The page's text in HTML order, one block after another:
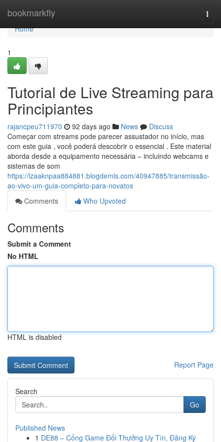
bookmarkfly
Home
Home
1
Tutorial de Live Streaming para
Principiantes
rajancpeu711970 92 days ago News
Discuss
Começar com streams pode parecer assustador no início, mas
com este guia , você poderá descobrir o essencial . Este material
aborda desde a equipamento necessária – incluindo webcams e
sistemas de som
https://izaaknpaa884881.blogdemls.com/40947885/transmissão-
ao-vivo-um-guia-completo-para-novatos
Comments
Who Upvoted
Comments
Submit a Comment
No HTML
HTML is disabled
Report Page
Search
Go
Published News
1 DE88 – Cổng Game Đổi Thưởng Uy Tín, Đăng Ký